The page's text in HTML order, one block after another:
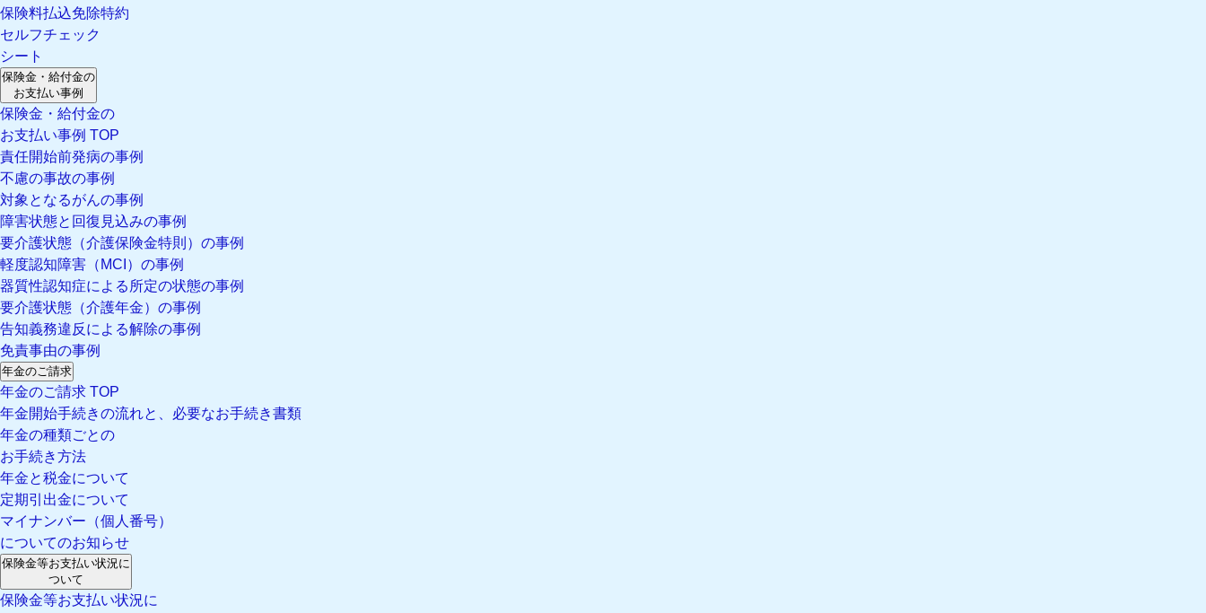
保険料払込免除特約
セルフチェック
シート
保険金・給付金の
お支払い事例
保険金・給付金の
お支払い事例 TOP
責任開始前発病の事例
不慮の事故の事例
対象となるがんの事例
障害状態と回復見込みの事例
要介護状態（介護保険金特則）の事例
軽度認知障害（MCI）の事例
器質性認知症による所定の状態の事例
要介護状態（介護年金）の事例
告知義務違反による解除の事例
免責事由の事例
年金のご請求
年金のご請求 TOP
年金開始手続きの流れと、必要なお手続き書類
年金の種類ごとの
お手続き方法
年金と税金について
定期引出金について
マイナンバー（個人番号）
についてのお知らせ
保険金等お支払い状況に
ついて
保険金等お支払い状況に